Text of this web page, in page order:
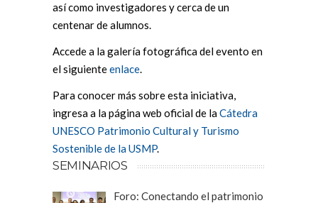
así como investigadores y cerca de un
centenar de alumnos.
Accede a la galería fotográfica del evento en
el siguienteenlace.
Para conocer más sobre esta iniciativa,
ingresa a la página web oficial de laCátedra
UNESCO Patrimonio Cultural y Turismo
Sostenible de la USMP.
SEMINARIOS
Foro: Conectando el patrimonio